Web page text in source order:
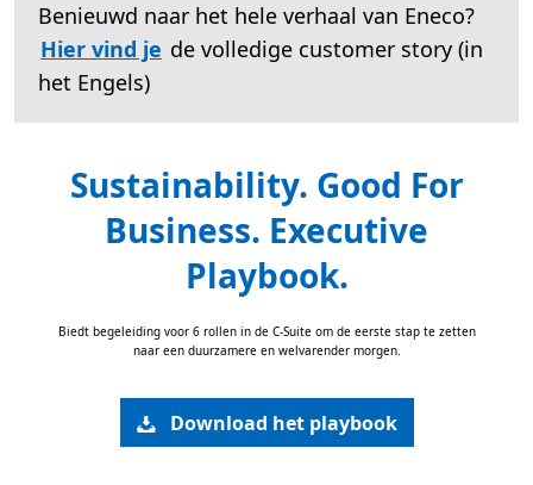
Benieuwd naar het hele verhaal van Eneco?
Hier vind je de volledige customer story (in
het Engels)
Sustainability. Good For
Business. Executive
Playbook.
Biedt begeleiding voor 6 rollen in de C-Suite om de eerste stap te zetten
naar een duurzamere en welvarender morgen.
Download het playbook